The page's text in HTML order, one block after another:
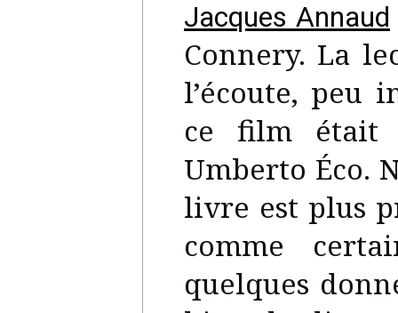
Jacques Annaud
Connery. La
l’écoute, peu
ce film était
Umberto Éco.
livre est plus
comme
quelques